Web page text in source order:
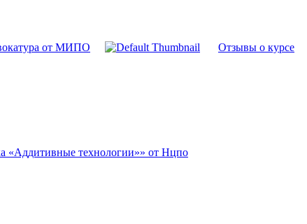
от МИПО Отзывы о курсе
«Аддитивные технологии»» от Нцпо